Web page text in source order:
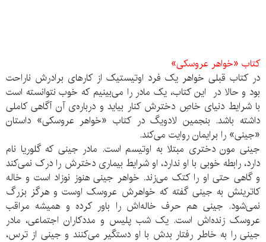
کتاب «خواهر عروسکی»
در کتاب قبلی خواهر یک فرد اوتیستیک از کارهای برادرش ناراحت
بود و حالا در این کتاب، یک مادر را می‌بینیم که خوب نتوانسته است
با شرایط دنیای خاصِ دخترش کنار بیاید و درباره‌ی آن آگاهی کاملی
داشته باشد. بنجمین لادویگ در کتاب «خواهر عروسکی» داستان
«جینی» را برایمان روایت می‌کند.
جینی مون دختری مبتلا به اوتیسم است. مادر جینی که گلوریا نام
دارد، رابطه خوبی با او ندارد، او شرایط بیماری دخترش را درک نمی‌کند
و گاهی حتی او را کتک می‌زند. خواهر جینی هنوز نوزاد است و خاله
کاترینش به جینی گفته که خواهرش عروسک اوست و هرگز بزرگ
نمی‌شود. جینی هم حرف خاله‌اش را باور کرده و همیشه مراقب
عروسک زنده‌اش است. یک شب پلیس و مددکاران اجتماعی، مادر
جینی را به خاطر رفتار بدش با او دستگیر می‌کنند و جینی از ترس،